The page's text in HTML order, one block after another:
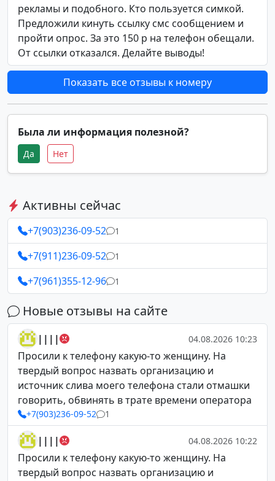
рекламы и подобного. Кто пользуется симкой.
Предложили кинуть ссылку смс сообщением и
пройти опрос. За это 150 р на телефон обещали.
От ссылки отказался. Делайте выводы!
Показать все отзывы к номеру
Была ли информация полезной?
Да Нет
Активны сейчас
+7(903)236-09-52 1
+7(911)236-09-52 1
+7(961)355-12-96 1
Новые отзывы на сайте
|||| 04.08.2026 10:23
Просили к телефону какую-то женщину. На
твердый вопрос назвать организацию и
источник слива моего телефона стали отмашки
говорить, обвинять в трате времени оператора
+7(903)236-09-52 1
|||| 04.08.2026 10:22
Просили к телефону какую-то женщину. На
твердый вопрос назвать организацию и